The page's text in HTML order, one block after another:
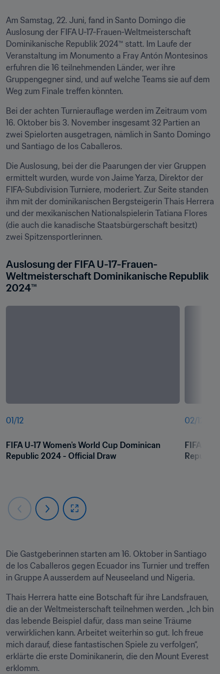
Am Samstag, 22. Juni, fand in Santo Domingo die
Auslosung der FIFA U-17-Frauen-Weltmeisterschaft
Dominikanische Republik 2024™ statt. Im Laufe der
Veranstaltung im Monumento a Fray Antón Montesinos
erfuhren die 16 teilnehmenden Länder, wer ihre
Gruppengegner sind, und auf welche Teams sie auf dem
Weg zum Finale treffen könnten.
Bei der achten Turnierauflage werden im Zeitraum vom
16. Oktober bis 3. November insgesamt 32 Partien an
zwei Spielorten ausgetragen, nämlich in Santo Domingo
und Santiago de los Caballeros.
Die Auslosung, bei der die Paarungen der vier Gruppen
ermittelt wurden, wurde von Jaime Yarza, Direktor der
FIFA-Subdivision Turniere, moderiert. Zur Seite standen
ihm mit der dominikanischen Bergsteigerin Thais Herrera
und der mexikanischen Nationalspielerin Tatiana Flores
(die auch die kanadische Staatsbürgerschaft besitzt)
zwei Spitzensportlerinnen.
Auslosung der FIFA U-17-Frauen-
Weltmeisterschaft Dominikanische Republik
2024™
01 /12
FIFA U-17 Women's World Cup Dominican
Republic 2024 - Official Draw
02/12
FIFA U-
Die Gastgeberinnen starten am 16. Oktober in Santiago
de los Caballeros gegen Ecuador ins Turnier und treffen
in Gruppe A ausserdem auf Neuseeland und Nigeria.
Thais Herrera hatte eine Botschaft für ihre Landsfrauen,
die an der Weltmeisterschaft teilnehmen werden. „Ich bin
das lebende Beispiel dafür, dass man seine Träume
verwirklichen kann. Arbeitet weiterhin so gut. Ich freue
mich darauf, diese fantastischen Spiele zu verfolgen“,
erklärte die erste Dominikanerin, die den Mount Everest
erklomm.